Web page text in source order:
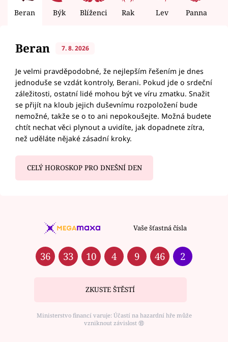
Beran Býk Blíženci Rak Lev Panna
Beran 7. 8. 2026
Je velmi pravděpodobné, že nejlepším řešením je dnes
jednoduše se vzdát kontroly, Berani. Pokud jde o srdeční
záležitosti, ostatní lidé mohou být ve víru zmatku. Snažit
se přijít na kloub jejich duševnímu rozpoložení bude
nemožné, takže se o to ani nepokoušejte. Možná budete
chtít nechat věci plynout a uvidíte, jak dopadnete zítra,
než uděláte nějaké zásadní kroky.
CELÝ HOROSKOP PRO DNEŠNÍ DEN
Vaše šťastná čísla
36 33 10 4 9 46 2
ZKUSTE ŠTĚSTÍ
Ministerstvo financí varuje: Účastí na hazardní hře může
vzniknout závislost ⑱